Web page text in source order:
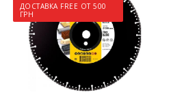
ДОСТАВКА FREE ОТ 500
ГРН